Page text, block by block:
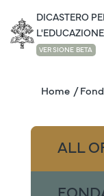
DICASTERO
L'EDUCAZIONE
VERSIONE BETA
Home /
ALL